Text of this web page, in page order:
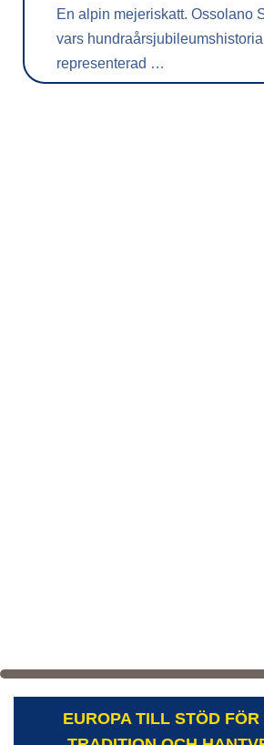
En alpin mejeriskatt. Ossolano
vars
representerad …
EUROPA TILL STÖD FÖR